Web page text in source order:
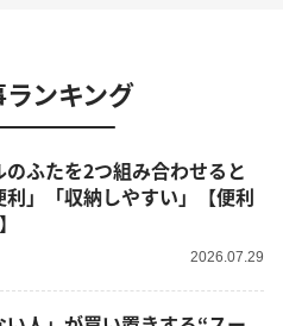
ンキング
ふたを2つ組み合わせると
利」「収納しやすい」【便利
2026.07.29